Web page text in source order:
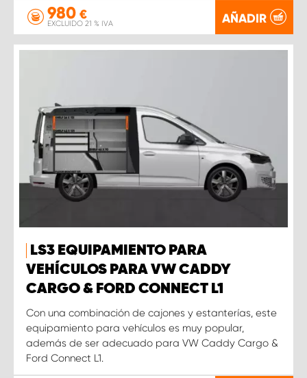
980 €
EXCLUIDO 21 % IVA AÑADIR
LS3 EQUIPAMIENTO PARA
VEHÍCULOS PARA VW CADDY
CARGO & FORD CONNECT L1
Con una combinación de cajones y estanterías, este
equipamiento para vehículos es muy popular,
además de ser adecuado para VW Caddy Cargo &
Ford Connect L1.